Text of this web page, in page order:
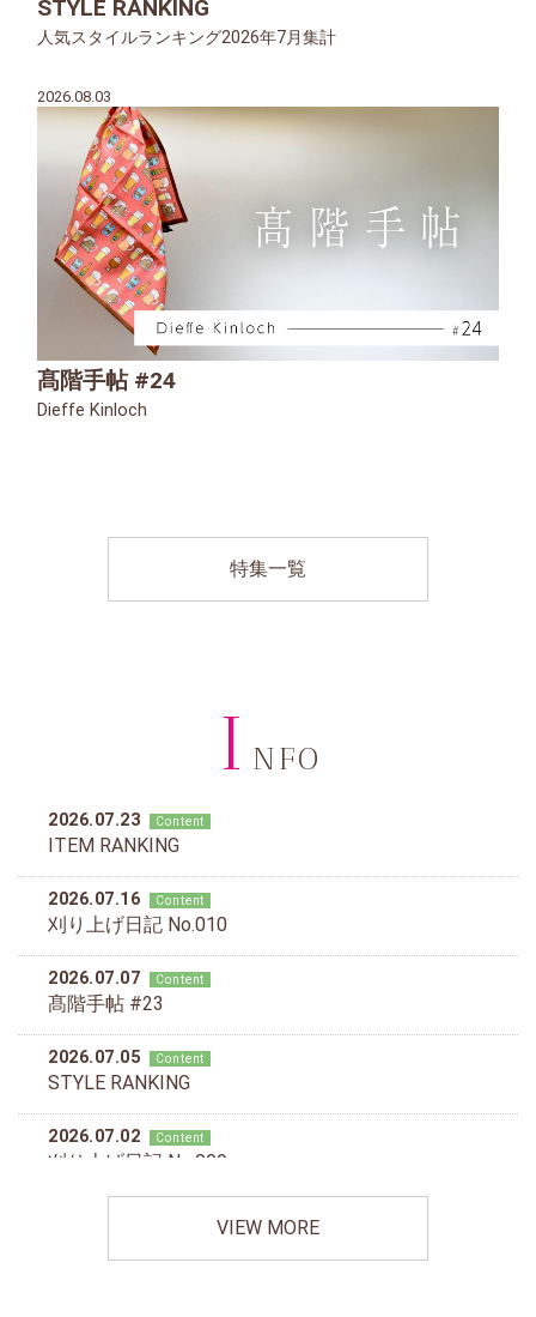
STYLE RANKING
人気スタイルランキング2026年7月集計
2026.08.03
髙階手帖 #24
Dieffe Kinloch
特集一覧
I NFO
VIEW MORE